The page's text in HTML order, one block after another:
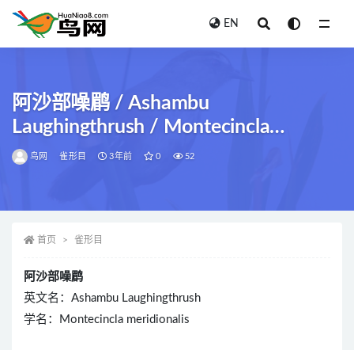
EN
阿沙部噪鹛 / Ashambu
Laughingthrush / Montecincla
meridionalis
鸟网 雀形目 3年前 0 52
首页 雀形目
阿沙部噪鹛
英文名：Ashambu Laughingthrush
学名：Montecincla meridionalis